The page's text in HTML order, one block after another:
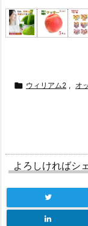
 ウィリアム2 , オ
よろしければシ